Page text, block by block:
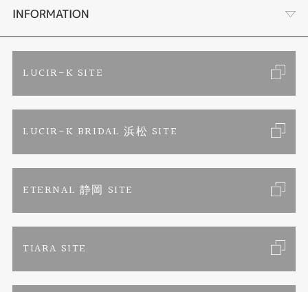
結婚指輪
ブランドリスト
オーダーメイド専用サイト
SORA
エタニティリング
婚約ネックレス
金・プラチナ買取り
金属アレルギーお悩み相談
プロポーズ相談室
会社概要
お客様の声
INFORMATION
プライバシーポリシー
LUCIR-K SITE
LUCIR-K BRIDAL 浜松 SITE
ETERNAL 静岡 SITE
TIARA SITE